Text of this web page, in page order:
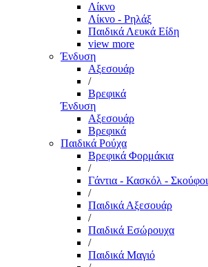
Λίκνο
Λίκνο - Ρηλάξ
Παιδικά Λευκά Είδη
view more
Ένδυση
Αξεσουάρ
/
Βρεφικά
Ένδυση
Αξεσουάρ
Βρεφικά
Παιδικά Ρούχα
Βρεφικά Φορμάκια
/
Γάντια - Κασκόλ - Σκούφοι
/
Παιδικά Αξεσουάρ
/
Παιδικά Εσώρουχα
/
Παιδικά Μαγιό